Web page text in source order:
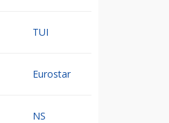
TUI
Eurostar
NS